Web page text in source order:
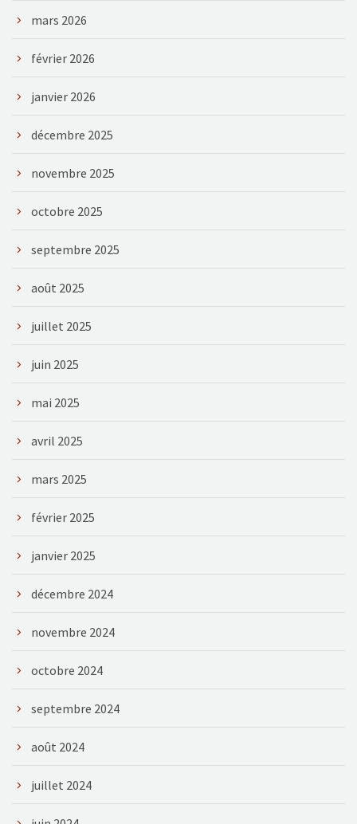
mars 2026
février 2026
janvier 2026
décembre 2025
novembre 2025
octobre 2025
septembre 2025
août 2025
juillet 2025
juin 2025
mai 2025
avril 2025
mars 2025
février 2025
janvier 2025
décembre 2024
novembre 2024
octobre 2024
septembre 2024
août 2024
juillet 2024